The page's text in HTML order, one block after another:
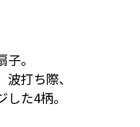
。
打ち際、
た4柄。